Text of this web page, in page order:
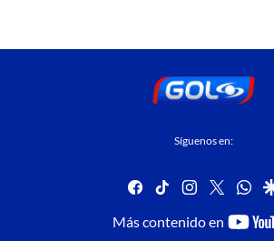
Síguenos en:
facebook
tiktok instagram
twitter
Más contenido en